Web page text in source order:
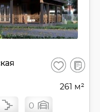
Сохранить
В
261 м²
0